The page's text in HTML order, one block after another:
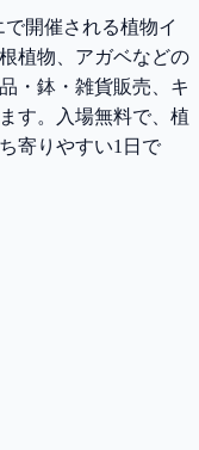
で開催される植物イ
植物、アガベなどの
・鉢・雑貨販売、キ
す。入場無料で、植
寄りやすい1日で